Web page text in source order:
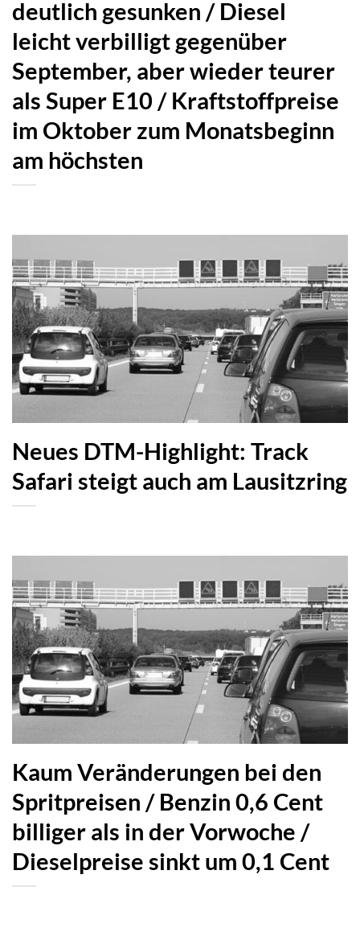
deutlich gesunken / Diesel
leicht verbilligt gegenüber
September, aber wieder teurer
als Super E10 / Kraftstoffpreise
im Oktober zum Monatsbeginn
am höchsten
Neues DTM-Highlight: Track
Safari steigt auch am Lausitzring
Kaum Veränderungen bei den
Spritpreisen / Benzin 0,6 Cent
billiger als in der Vorwoche /
Dieselpreise sinkt um 0,1 Cent